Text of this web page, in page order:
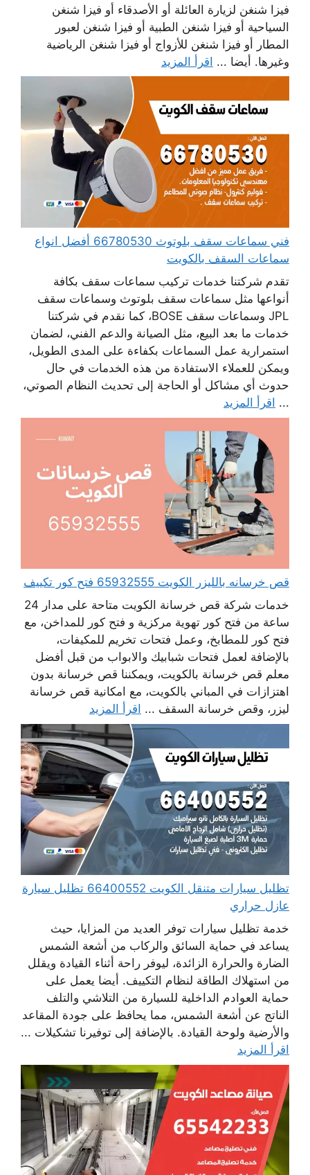
فيزا شنغن لزيارة العائلة أو الأصدقاء أو فيزا شنغن
السياحية أو فيزا شنغن الطبية أو فيزا شنغن لعبور
المطار أو فيزا شنغن للأزواج أو فيزا شنغن الرياضية
وغيرها. أيضا ... اقرأ المزيد
فني سماعات سقف بلوتوث 66780530 أفضل انواع
سماعات السقف بالكويت
تقدم شركتنا خدمات تركيب سماعات سقف بكافة
أنواعها مثل سماعات سقف بلوتوث وسماعات سقف
JPL وسماعات سقف BOSE، كما نقدم في شركتنا
خدمات ما بعد البيع، مثل الصيانة والدعم الفني، لضمان
استمرارية عمل السماعات بكفاءة على المدى الطويل،
ويمكن للعملاء الاستفادة من هذه الخدمات في حال
حدوث أي مشاكل أو الحاجة إلى تحديث النظام الصوتي،
... اقرأ المزيد
قص خرسانه بالليزر الكويت 65932555 فتح كور تكييف
خدمات شركة قص خرسانة الكويت متاحة على مدار 24
ساعة من فتح كور تهوية مركزية و فتح كور للمداخن، مع
فتح كور للمطابخ، وعمل فتحات تخريم للمكيفات،
بالإضافة لعمل فتحات شبابيك والابواب من قبل أفضل
معلم قص خرسانة بالكويت، ويمكننا قص خرسانة بدون
اهتزازات في المباني بالكويت، مع امكانية قص خرسانة
ليزر، وقص خرسانة السقف ... اقرأ المزيد
تظليل سيارات متنقل الكويت 66400552 تظليل سيارة
عازل حراري
خدمة تظليل سيارات توفر العديد من المزايا، حيث
يساعد في حماية السائق والركاب من أشعة الشمس
الضارة والحرارة الزائدة، ليوفر راحة أثناء القيادة ويقلل
من استهلاك الطاقة لنظام التكييف. أيضا يعمل على
حماية العوادم الداخلية للسيارة من التلاشي والتلف
الناتج عن أشعة الشمس، مما يحافظ على جودة المقاعد
والأرضية ولوحة القيادة. بالإضافة إلى توفيرنا تشكيلات ...
اقرأ المزيد